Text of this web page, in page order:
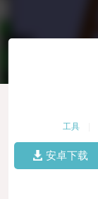
工具
安卓下载